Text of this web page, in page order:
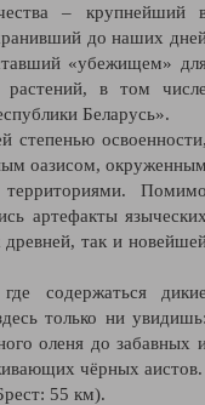
– крупнейший
до наших
«убежищем»
в том
Беларусь».
степенью
оазисом,
артефакты
так и
содержаться
только ни
оленя до забавных
чёрных аистов.
55 км).